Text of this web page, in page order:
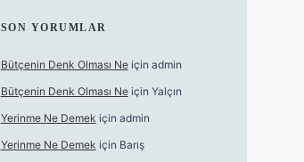
SON YORUMLAR
Bütçenin Denk Olması Neiçin admin
Bütçenin Denk Olması Neiçin Yalçın
Yerinme Ne Demek için admin
Yerinme Ne Demek için Barış